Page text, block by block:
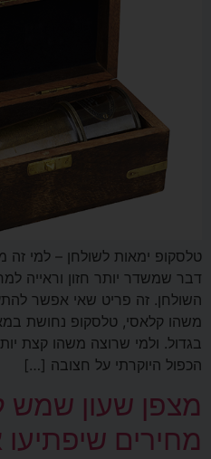
טלסקופ ימאות לשולחן – למי זה
דבר שמשדר יותר חזון וראייה
השולחן. זה פריט שאי אפשר
משהו קלאסי, טלסקופ נחושת
בגדול. ולמי שרוצה משהו קצת
הכפול היוקרתי על חצובה […]
מצפן שעון שמש
מחירים